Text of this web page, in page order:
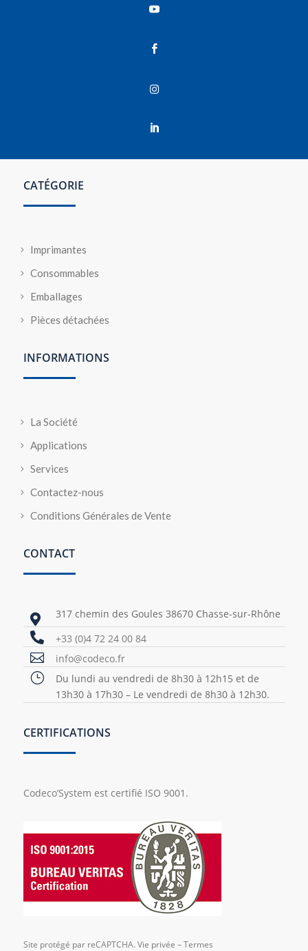




CATÉGORIE
Imprimantes
Consommables
Emballages
Pièces détachées
INFORMATIONS
La Société
Applications
Services
Contactez-nous
Conditions Générales de Vente
CONTACT
 317 chemin des Goules 38670 Chasse-sur-Rhône
 +33 (0)4 72 24 00 84
 info@codeco.fr
}
Du lundi au vendredi de 8h30 à 12h15 et de
13h30 à 17h30 – Le vendredi de 8h30 à 12h30.
CERTIFICATIONS
Codeco’System est certifié ISO 9001.
Site protégé par reCAPTCHA. Vie privée –Termes